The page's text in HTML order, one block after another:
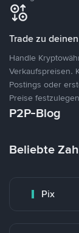
Trade zu
Handle
Verkaufspreisen.
Postings oder
Preise
P2P-Blog
Beliebte
Pix